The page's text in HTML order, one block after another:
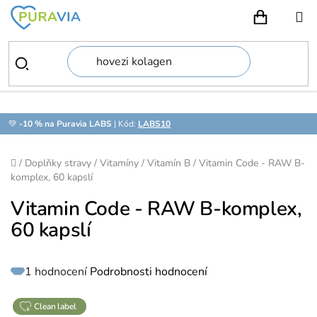
Přejít
obsah
💚 -10 % na Puravia LABS | Kód: LABS10
Domů
/ Doplňky stravy / Vitamíny / Vitamín B / Vitamin Code - RAW B-
komplex, 60 kapslí
Vitamin Code - RAW B-komplex,
60 kapslí
Průměrné
hodnocení
5,0
z
1 hodnocení Podrobnosti hodnocení
clean label